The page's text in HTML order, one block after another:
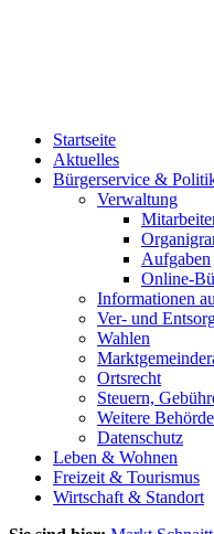
Startseite
Aktuelles
Bürgerservice &
Verwaltung
Aufgaben
Online-
Informationen
Ver- und
Wahlen
Ortsrecht
Steuern,
Weitere
Datenschutz
Leben & Wohnen
Freizeit & Tourismus
Wirtschaft & Standort